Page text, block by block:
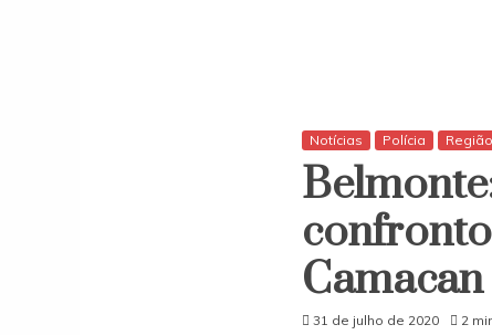
Notícias Polícia Região
Camacan
31 de julho de 2020 2